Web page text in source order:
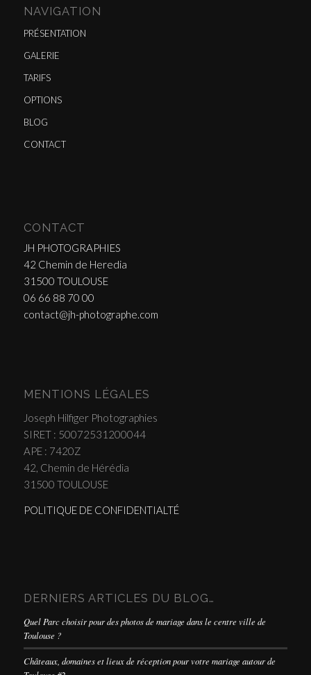
NAVIGATION
PRÉSENTATION
GALERIE
TARIFS
OPTIONS
BLOG
CONTACT
CONTACT
JH PHOTOGRAPHIES
42 Chemin de Heredia
31500 TOULOUSE
06 66 88 70 00
contact@jh-photographe.com
MENTIONS LÉGALES
Joseph Hilfiger Photographies
SIRET : 50072531200044
APE : 7420Z
42, Chemin de Hérédia
31500 TOULOUSE
POLITIQUE DE CONFIDENTIALTÉ
DERNIERS ARTICLES DU BLOG…
Quel Parc choisir pour des photos de mariage dans le centre ville de
Toulouse ?
Châteaux, domaines et lieux de réception pour votre mariage autour de